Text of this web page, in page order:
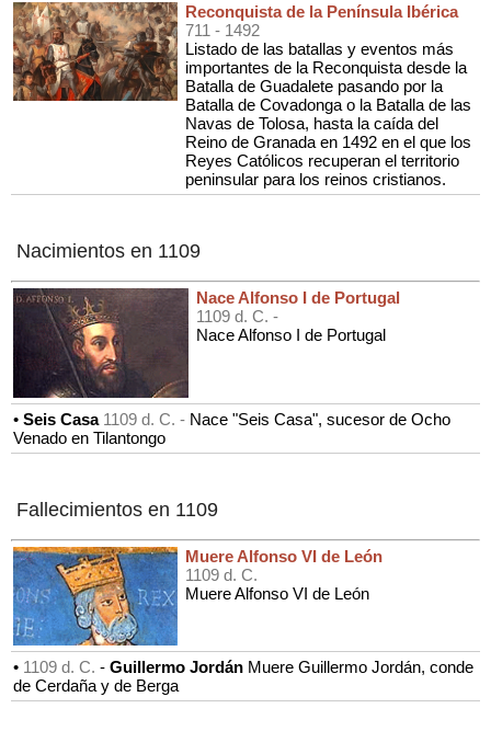
Reconquista de la Península Ibérica
711 - 1492
Listado de las batallas y eventos más
importantes de la Reconquista desde la
Batalla de Guadalete pasando por la
Batalla de Covadonga o la Batalla de las
Navas de Tolosa, hasta la caída del
Reino de Granada en 1492 en el que los
Reyes Católicos recuperan el territorio
peninsular para los reinos cristianos.
Nacimientos en 1109
Nace Alfonso I de Portugal
1109 d. C. -
Nace Alfonso I de Portugal
• Seis Casa 1109 d. C. - Nace "Seis Casa", sucesor de Ocho
Venado en Tilantongo
Fallecimientos en 1109
Muere Alfonso VI de León
1109 d. C.
Muere Alfonso VI de León
• 1109 d. C. - Guillermo Jordán Muere Guillermo Jordán, conde
de Cerdaña y de Berga